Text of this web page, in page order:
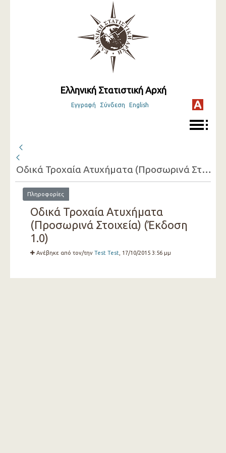
Ελληνική Στατιστική Αρχή
Εγγραφή Σύνδεση English
Οδικά Τροχαία Ατυχήματα (Προσωρινά Στοιχεία)
Πληροφορίες
Οδικά Τροχαία Ατυχήματα
(Προσωρινά Στοιχεία) (Έκδοση
1.0)
Ανέβηκε από τον/την Test Test , 17/10/2015 3:56 μμ